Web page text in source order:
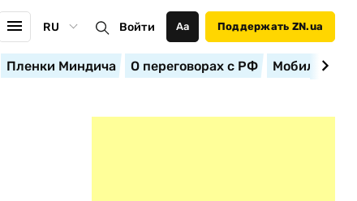
RU Войти Аа Поддержать ZN.ua
Пленки Миндича О переговорах с РФ